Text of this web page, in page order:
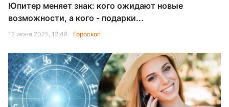
Юпитер меняет знак: кого ожидают новые
возможности, а кого - подарки...
12 июня 2025, 12:48 Гороскоп